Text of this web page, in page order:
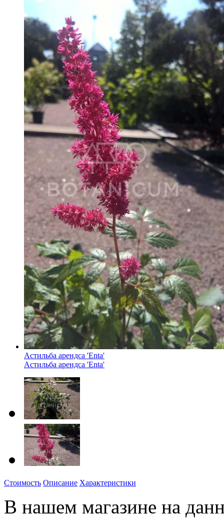
Астильба арендса 'Enta'
Астильба арендса 'Enta'
Стоимость Описание Характеристики
В нашем магазине на